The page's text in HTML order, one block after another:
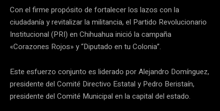
Con el firme propósito de fortalecer los lazos con la
ciudadanía y revitalizar la militancia, el Partido Revolucionario
Institucional (PRI) en Chihuahua inició la campaña
«Corazones Rojos» y “Diputado en tu Colonia”.
Este esfuerzo conjunto es liderado por Alejandro Domínguez,
presidente del Comité Directivo Estatal y Pedro Beristaín,
presidente del Comité Municipal en la capital del estado.